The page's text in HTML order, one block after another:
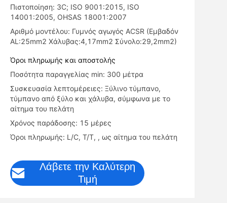
Πιστοποίηση: 3C; ISO 9001:2015, ISO
14001:2005, OHSAS 18001:2007
Αριθμό μοντέλου: Γυμνός αγωγός ACSR (Εμβαδόν
AL:25mm2 Χάλυβας:4,17mm2 Σύνολο:29,2mm2)
Όροι πληρωμής και αποστολής
Ποσότητα παραγγελίας min: 300 μέτρα
Συσκευασία λεπτομέρειες: Ξύλινο τύμπανο,
τύμπανο από ξύλο και χάλυβα, σύμφωνα με το
αίτημα του πελάτη
Χρόνος παράδοσης: 15 μέρες
Όροι πληρωμής: L/C, T/T, , ως αίτημα του πελάτη
Λάβετε την Καλύτερη
Τιμή